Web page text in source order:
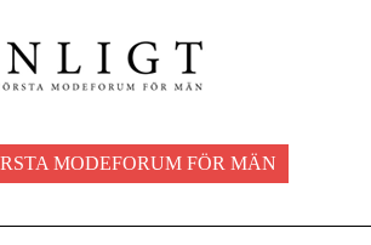
MODEFORUM FÖR MÄN